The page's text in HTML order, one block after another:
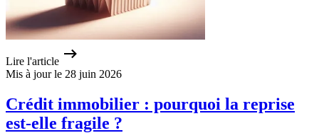
Lire l'article
Mis à jour le 28 juin 2026
Crédit immobilier : pourquoi la reprise
est-elle fragile ?